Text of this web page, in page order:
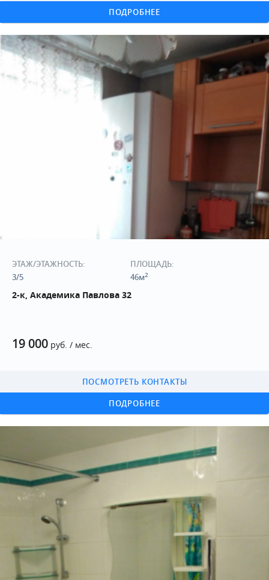
ПОДРОБНЕЕ
19 000 руб. / мес.
2-к, Академика Павлова 32
ПОДРОБНЕЕ
ПОСМОТРЕТЬ КОНТАКТЫ
ЭТАЖ/ЭТАЖНОСТЬ:
3/5
ПЛОЩАДЬ:
46м2